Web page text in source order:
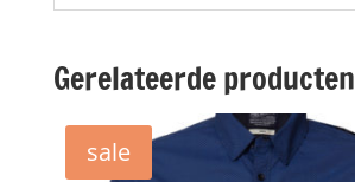
Gerelateerde producten
sale